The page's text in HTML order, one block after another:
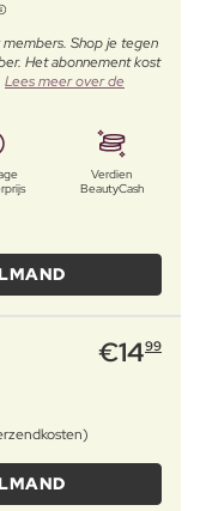
members. Shop je tegen
Het abonnement kost
Lees meer over de
Verdien
BeautyCash
€1499